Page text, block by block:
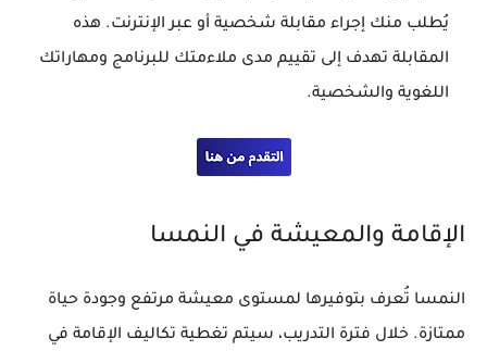
يُطلب منك إجراء مقابلة شخصية أو عبر الإنترنت. هذه
المقابلة تهدف إلى تقييم مدى ملاءمتك للبرنامج ومهاراتك
اللغوية والشخصية.
الإقامة والمعيشة في النمسا
النمسا تُعرف بتوفيرها لمستوى معيشة مرتفع وجودة حياة
ممتازة. خلال فترة التدريب، سيتم تغطية تكاليف الإقامة في